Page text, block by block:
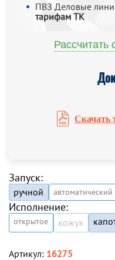
ПВЗ Деловые
тарифам ТК
Рассчитать
Скачать
Запуск:
ручной автоматический
Исполнение:
открытое кожух
Артикул: 16275